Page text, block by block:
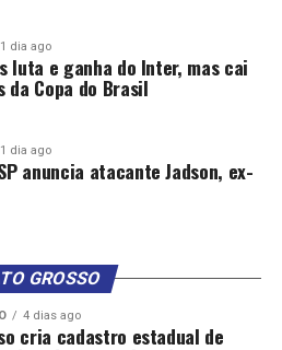
1 dia ago
luta e ganha do Inter, mas cai
da Copa do Brasil
1 dia ago
anuncia atacante Jadson, ex-
GROSSO
4 dias ago
cria cadastro estadual de